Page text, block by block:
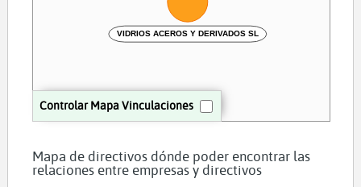
Controlar Mapa Vinculaciones
VIDRIOS ACEROS Y DERIVADOS SL
Mapa de directivos dónde poder encontrar las
relaciones entre empresas y directivos